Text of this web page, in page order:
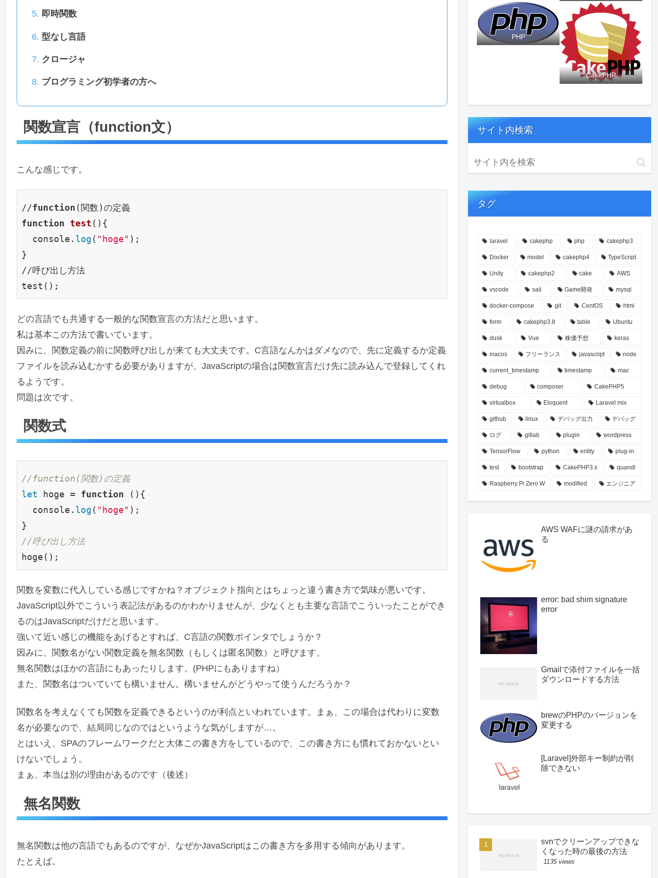
即時関数
型なし言語
クロージャ
プログラミング初学者の方へ
関数宣言（function文）
こんな感じです。
//function(関数)
function
test() {
  console.
log( "hoge" );
}
//呼び出し方法
どの言語でも共通する一般的な関数宣言の方法だと思います。
私は基本この方法で書いています。
因みに、関数定義の前に関数呼び出しが来ても大丈夫です。C言語なんかはダメなので、先に定義するか定義
ファイルを読み込むかする必要がありますが、JavaScriptの場合は関数宣言だけ先に読み込んで登録してくれ
るようです。
問題は次です。
関数式
//function(関数)の定義
let hoge = function () {
  console.
log( "hoge" );
//呼び出し方法
関数を変数に代入している感じですかね？オブジェクト指向とはちょっと違う書き方で気味が悪いです。
JavaScript以外でこういう表記法があるのかわかりませんが、少なくとも主要な言語でこういったことができ
るのはJavaScriptだけだと思います。
強いて近い感じの機能をあげるとすれば、C言語の関数ポインタでしょうか？
因みに、関数名がない関数定義を無名関数（もしくは匿名関数）と呼びます。
無名関数はほかの言語にもあったりします。(PHPにもありますね）
また、関数名はついていても構いません。構いませんがどうやって使うんだろうか？
関数名を考えなくても関数を定義できるというのが利点といわれています。まぁ、この場合は代わりに変数
名が必要なので、結局同じなのではというような気がしますが…。
とはいえ、SPAのフレームワークだと大体この書き方をしているので、この書き方にも慣れておかないとい
けないでしょう。
まぁ、本当は別の理由があるのです（後述）
無名関数
無名関数は他の言語でもあるのですが、なぜかJavaScriptはこの書き方を多用する傾向があります。
たとえば。
PHP
CakePHP
サイト内検索
タグ
laravel cakephp php cakephp3
Docker model cakephp4 TypeScript
Unity cakephp2 cake AWS
vscode sail Game開発 mysql
docker-compose git CentOS html
form cakephp3.8 table Ubuntu
dusk Vue 株価予想 keras
macos フリーランス javascript node
current_timestamp timestamp mac
debug composer CakePHP5
virtualbox Eloquent Laravel mix
github linux デバッグ出力 デバッグ
ログ gitlab plugin wordpress
TensorFlow python entity plug-in
test bootstrap CakePHP3.x quandl
Raspberry Pi Zero W modified エンジニア
AWS WAFに謎の請求があ
る
error: bad shim signature
error
Gmailで添付ファイルを一括
ダウンロードする方法
brewのPHPのバージョンを
変更する
[Laravel]外部キー制約が削
除できない
svnでクリーンアップできな
くなった時の最後の方法
1135 views